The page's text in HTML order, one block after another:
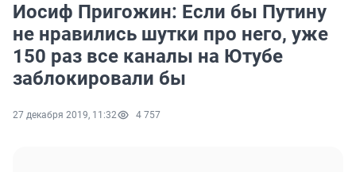
Иосиф Пригожин: Если бы Путину
не нравились шутки про него, уже
150 раз все каналы на Ютубе
заблокировали бы
27 декабря 2019, 11:32 4 757